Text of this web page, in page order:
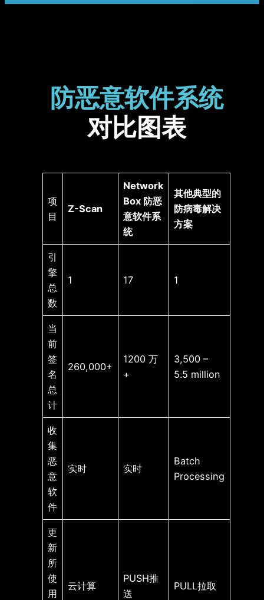
防恶意软件系统
对比图表
项
目
Z-Scan
Network
Box 防恶
意软件系
统
其他典型的
防病毒解决
方案
引
擎
总
数
1 17 1
当
前
签
名
总
计
260,000+
1200 万
+
3,500 –
5.5 million
收
集
恶
意
软
件
实时 实时
Batch
Processing
更
新
所
使
用
云计算
PUSH推
送
PULL拉取